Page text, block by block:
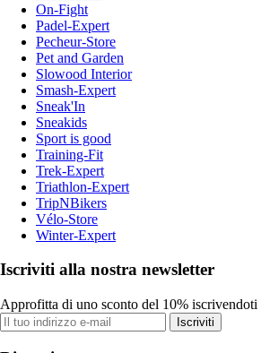
On-Fight
Padel-Expert
Pecheur-Store
Pet and Garden
Slowood Interior
Smash-Expert
Sneak'In
Sneakids
Sport is good
Training-Fit
Trek-Expert
Triathlon-Expert
TripNBikers
Vélo-Store
Winter-Expert
Iscriviti alla nostra newsletter
Approfitta di uno sconto del 10% iscrivendoti
Iscriviti